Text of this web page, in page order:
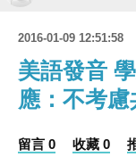
2016-01-09 12:51:58
美語發音
應：不考慮
留言 0 收藏 0